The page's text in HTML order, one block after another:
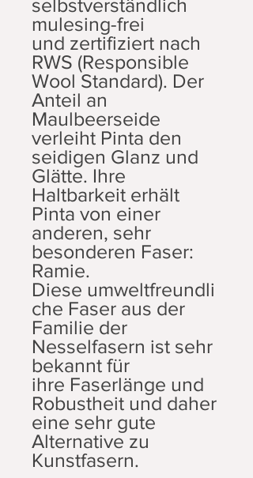
selbstverständlich
mulesing-frei
und zertifiziert nach
RWS (Responsible
Wool Standard). Der
Anteil an
Maulbeerseide
verleiht Pinta den
seidigen Glanz und
Glätte. Ihre
Haltbarkeit erhält
Pinta von einer
anderen, sehr
besonderen Faser:
Ramie.
Diese umweltfreundli
che Faser aus der
Familie der
Nesselfasern ist sehr
bekannt für
ihre Faserlänge und
Robustheit und daher
eine sehr gute
Alternative zu
Kunstfasern.